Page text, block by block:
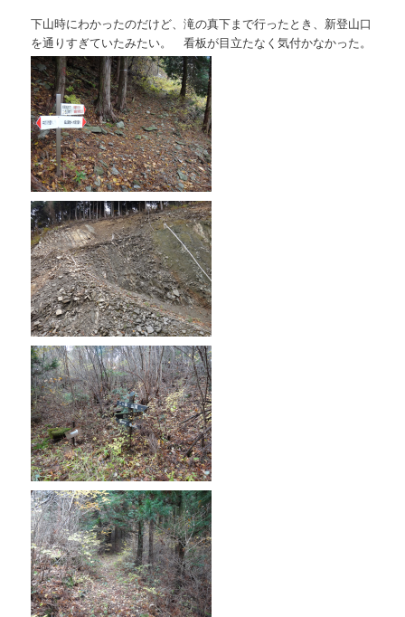
下山時にわかったのだけど、滝の真下まで行ったとき、新登山口
を通りすぎていたみたい。 看板が目立たなく気付かなかった。